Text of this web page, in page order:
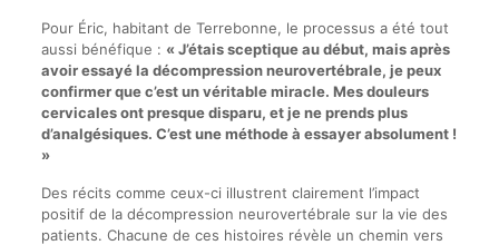
Pour Éric, habitant de Terrebonne, le processus a été tout
aussi bénéfique : « J’étais sceptique au début, mais après
avoir essayé la décompression neurovertébrale, je peux
confirmer que c’est un véritable miracle. Mes douleurs
cervicales ont presque disparu, et je ne prends plus
d’analgésiques. C’est une méthode à essayer absolument !
»
Des récits comme ceux-ci illustrent clairement l’impact
positif de la décompression neurovertébrale sur la vie des
patients. Chacune de ces histoires révèle un chemin vers